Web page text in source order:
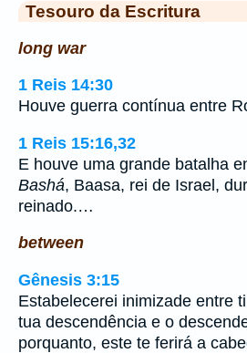
Tesouro da Escritura
long war
1 Reis 14:30
Houve guerra contínua entre
1 Reis 15:16,32
E houve uma grande batalha
Bashá, Baasa, rei de Israel,
reinado.…
between
Gênesis 3:15
Estabelecerei inimizade entre
tua descendência e o
porquanto, este te ferirá a